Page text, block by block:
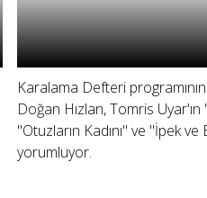
Karalama Defteri
Doğan Hızlan, Tomris
"Otuzların Kadını" ve "İpek ve
yorumluyor.